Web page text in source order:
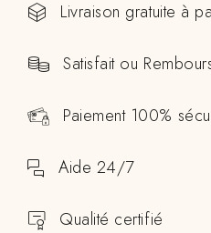
Livraison gratuite à
Satisfait ou
Paiement 100%
Aide 24/7
Qualité certifié